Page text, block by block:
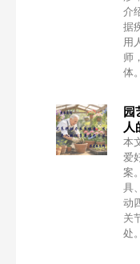
介
据
用
师
体。
园
人
本
爱
案
具
动
关
处。